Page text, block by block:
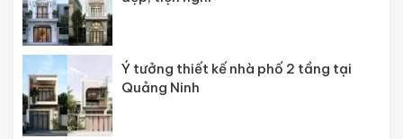
Ý tưởng thiết kế nhà phố 2 tầng tại
Quảng Ninh